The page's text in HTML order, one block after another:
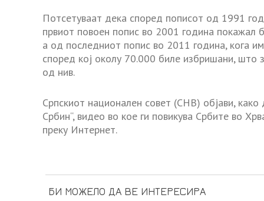
Потсетуваат дека според пописот од 1991
првиот повоен попис во 2001 година покажал
а од последниот попис во 2011 година, кога
според кој околу 70.000 биле избришани, што
од нив.
Српскиот национален совет (СНВ) објави,
Србин“, видео во кое ги повикува Србите во
преку Интернет.
БИ МОЖЕЛО ДА ВЕ ИНТЕРЕСИРА